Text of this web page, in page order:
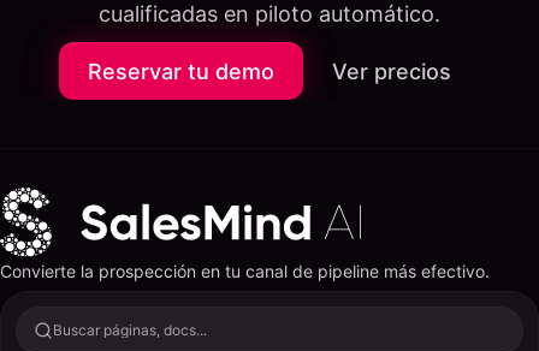
cualificadas en piloto automático.
Reservar tu demo Ver precios
Convierte la prospección en tu canal de pipeline más efectivo.
Buscar páginas, docs...